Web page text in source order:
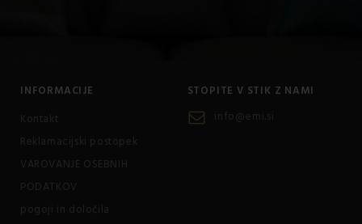
INFORMACIJE
Kontakt
Reklamacijski postopek
VAROVANJE OSEBNIH
PODATKOV
pogoji in določila
STOPITE V STIK Z NAMI
info@emi.si